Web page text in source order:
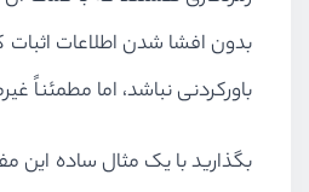
بدون افشا شدن اطلاعات اثبات
باورکردنی نباشد، اما مطمئناً
بگذارید با یک مثال ساده این